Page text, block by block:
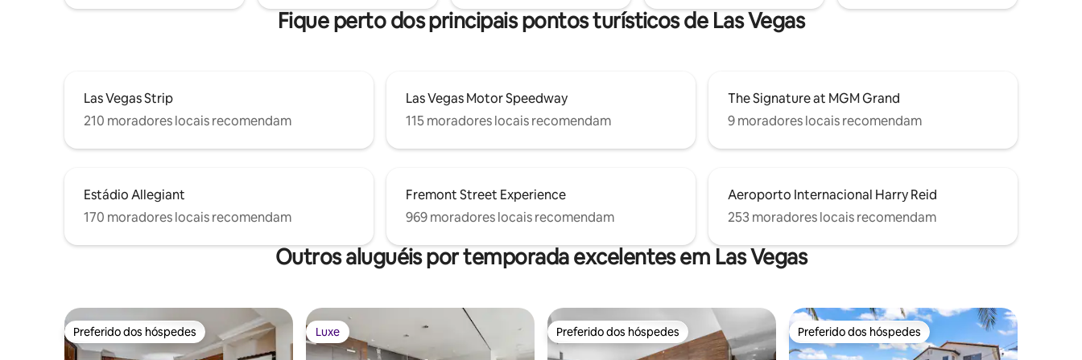
localizados na área comum.
da vida noturna e de restaurantes!
Fique perto dos principais pontos turísticos de Las Vegas
Las Vegas Strip
210 moradores locais recomendam
Las Vegas Motor Speedway
115 moradores locais recomendam
The Signature at MGM Grand
9 moradores locais recomendam
Estádio Allegiant
170 moradores locais recomendam
Fremont Street Experience
969 moradores locais recomendam
Aeroporto Internacional Harry Reid
253 moradores locais recomendam
Outros aluguéis por temporada excelentes em Las Vegas
Preferido dos hóspedes
Preferido dos hóspedes Luxe
Luxe Preferido dos hóspedes
Preferido dos hóspedes Preferido dos hóspedes
Preferido dos hóspedes